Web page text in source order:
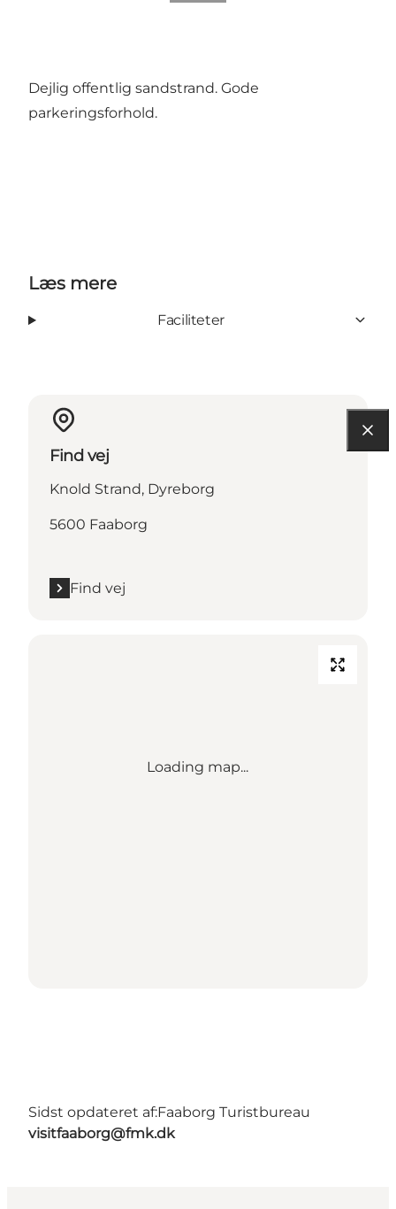
Dejlig offentlig sandstrand. Gode
parkeringsforhold.
Læs mere
Faciliteter
Find vej
Knold Strand, Dyreborg
5600 Faaborg
Find vej
Loading map...
Sidst opdateret af:Faaborg Turistbureau
visitfaaborg@fmk.dk